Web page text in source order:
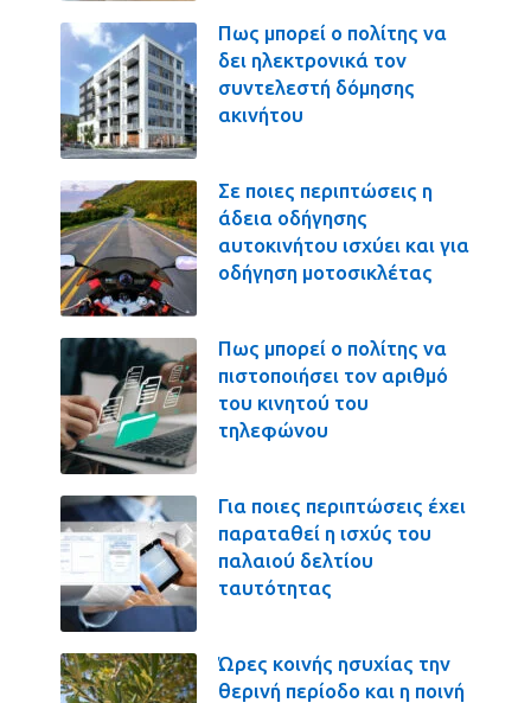
Πως μπορεί ο πολίτης να
δει ηλεκτρονικά τον
συντελεστή δόμησης
ακινήτου
Σε ποιες περιπτώσεις η
άδεια οδήγησης
αυτοκινήτου ισχύει και για
οδήγηση μοτοσικλέτας
Πως μπορεί ο πολίτης να
πιστοποιήσει τον αριθμό
του κινητού του
τηλεφώνου
Για ποιες περιπτώσεις έχει
παραταθεί η ισχύς του
παλαιού δελτίου
ταυτότητας
Ώρες κοινής ησυχίας την
θερινή περίοδο και η ποινή